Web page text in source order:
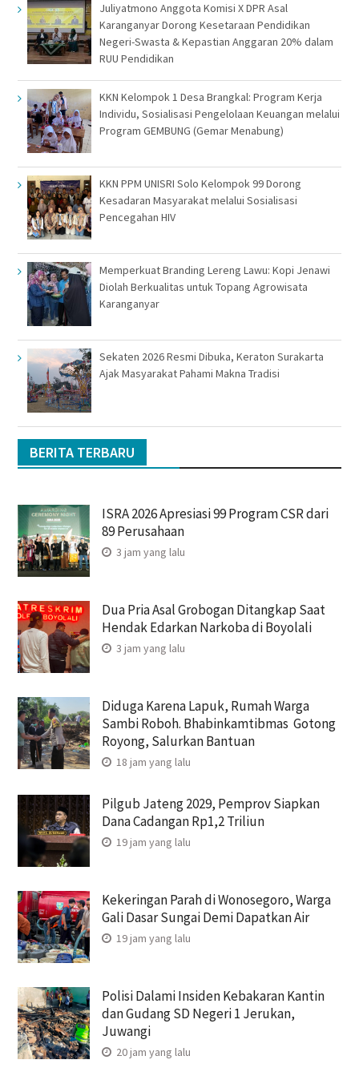
Juliyatmono Anggota Komisi X DPR Asal
Karanganyar Dorong Kesetaraan Pendidikan
Negeri-Swasta & Kepastian Anggaran 20% dalam
RUU Pendidikan
KKN Kelompok 1 Desa Brangkal: Program Kerja
Individu, Sosialisasi Pengelolaan Keuangan melalui
Program GEMBUNG (Gemar Menabung)
KKN PPM UNISRI Solo Kelompok 99 Dorong
Kesadaran Masyarakat melalui Sosialisasi
Pencegahan HIV
Memperkuat Branding Lereng Lawu: Kopi Jenawi
Diolah Berkualitas untuk Topang Agrowisata
Karanganyar
Sekaten 2026 Resmi Dibuka, Keraton Surakarta
Ajak Masyarakat Pahami Makna Tradisi
BERITA TERBARU
ISRA 2026 Apresiasi 99 Program CSR dari
89 Perusahaan
3 jam yang lalu
Dua Pria Asal Grobogan Ditangkap Saat
Hendak Edarkan Narkoba di Boyolali
3 jam yang lalu
Diduga Karena Lapuk, Rumah Warga
Sambi Roboh. Bhabinkamtibmas Gotong
Royong, Salurkan Bantuan
18 jam yang lalu
Pilgub Jateng 2029, Pemprov Siapkan
Dana Cadangan Rp1,2 Triliun
19 jam yang lalu
Kekeringan Parah di Wonosegoro, Warga
Gali Dasar Sungai Demi Dapatkan Air
19 jam yang lalu
Polisi Dalami Insiden Kebakaran Kantin
dan Gudang SD Negeri 1 Jerukan,
Juwangi
20 jam yang lalu